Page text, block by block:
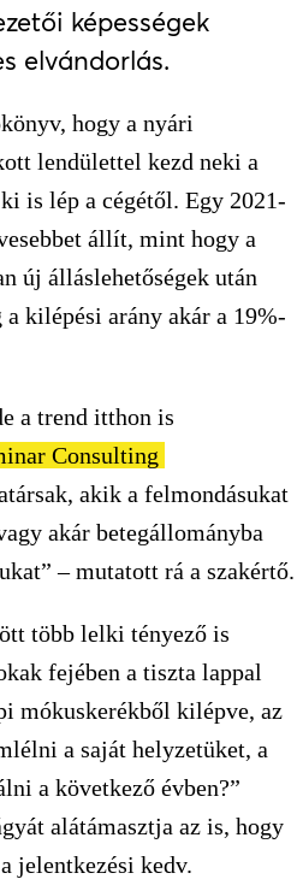
képességek
elvándorlás.
hogy a nyári
lendülettel kezd neki a
is lép a cégétől. Egy 2021-
állít, mint hogy a
új álláslehetőségek után
kilépési arány akár a 19%-
a trend itthon is
Consulting
akik a felmondásukat
akár betegállományba
– mutatott rá a szakértő.
több lelki tényező is
fejében a tiszta lappal
mókuskerékből kilépve, az
a saját helyzetüket, a
a következő évben?”
alátámasztja az is, hogy
jelentkezési kedv.